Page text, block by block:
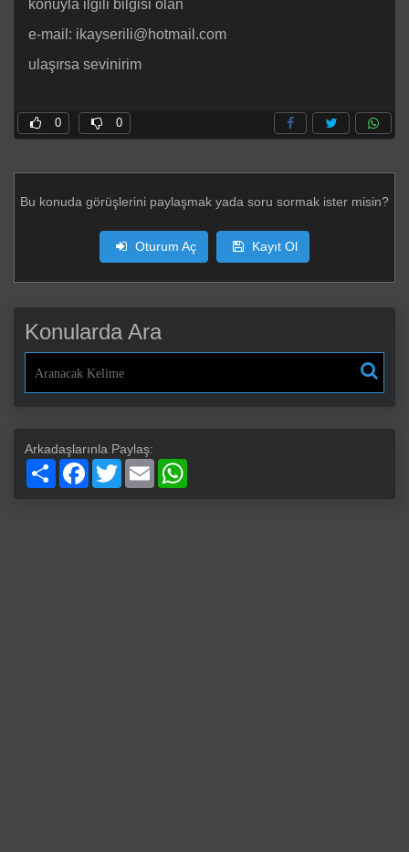
konuyla ilgili bilgisi olan
e-mail: ikayserili@hotmail.com
ulaşırsa sevinirim
0 0
Bu konuda görüşlerini paylaşmak yada soru sormak ister misin?
Oturum Aç Kayıt Ol
Konularda Ara
Arkadaşlarınla Paylaş:
PaylaşFacebook
TwitterEmail